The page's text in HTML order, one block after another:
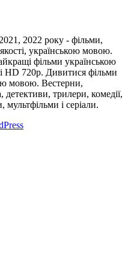
2022 року - фільми,
українською мовою.
фільми українською
HD 720p. Дивитися фільми
мовою. Вестерни,
детективи, трилери, комедії,
і серіали.